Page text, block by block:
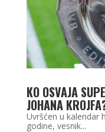
KO OSVAJA
JOHANA
Uvršćen u kalendar
godine, vesnik...